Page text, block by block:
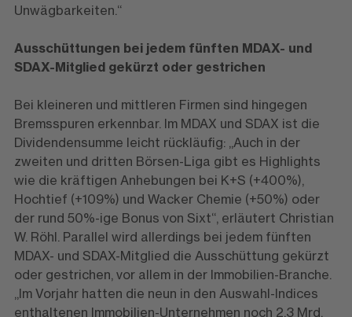
Unwägbarkeiten.“
Ausschüttungen bei jedem fünften MDAX- und
SDAX-Mitglied gekürzt oder gestrichen
Bei kleineren und mittleren Firmen sind hingegen
Bremsspuren erkennbar. Im MDAX und SDAX ist die
Dividendensumme leicht rückläufig: „Auch in der
zweiten und dritten Börsen-Liga gibt es Highlights
wie die kräftigen Anhebungen bei K+S (+400%),
Hochtief (+109%) und Wacker Chemie (+50%) oder
der rund 50%-ige Bonus von Sixt“, erläutert Christian
W. Röhl. Parallel wird allerdings bei jedem fünften
MDAX- und SDAX-Mitglied die Ausschüttung gekürzt
oder gestrichen, vor allem in der Immobilien-Branche.
„Im Vorjahr hatten die neun in den Auswahl-Indices
enthaltenen Immobilien-Unternehmen noch 2,3 Mrd.